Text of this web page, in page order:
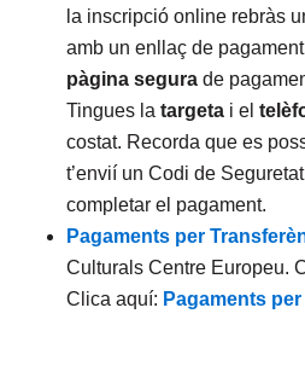
la inscripció online rebràs
amb un enllaç de
pàgina segura de
Tingues la targeta i el
costat. Recorda que es
t’envií un Codi de
completar el pagament.
Pagaments per
Culturals Centre Europeu.
Clica aquí: Pagaments